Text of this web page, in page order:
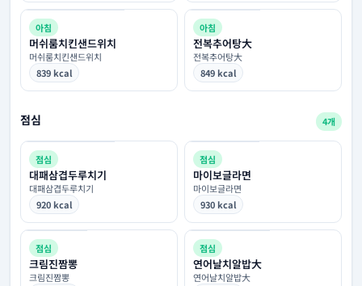
아침
머쉬룸치킨샌드위치
머쉬룸치킨샌드위치
839 kcal
아침
전복추어탕大
전복추어탕大
849 kcal
점심 4개
점심
대패삼겹두루치기
대패삼겹두루치기
920 kcal
점심
마이보글라면
마이보글라면
930 kcal
점심
크림진짬뽕
크림진짬뽕
점심
연어날치알밥大
연어날치알밥大